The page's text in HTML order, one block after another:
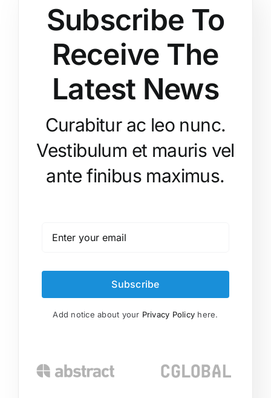
Subscribe To
Receive The
Latest News
Curabitur ac leo nunc.
Vestibulum et mauris vel
ante finibus maximus.
Subscribe
Add notice about your Privacy Policy here.